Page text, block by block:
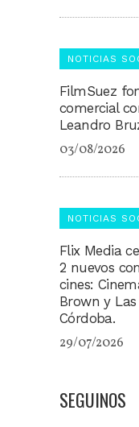
NOTICIAS
FilmSuez
comercial
Leandro
03/08/2026
NOTICIAS
Flix Media
2 nuevos
cines:
Brown y
Córdoba.
29/07/2026
SEGUINOS